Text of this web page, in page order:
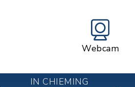
Webcam
IN CHIEMING